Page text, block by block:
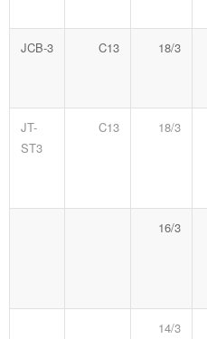
JCB-3 C13 18/3
JT-
ST3
C13 18/3
16/3
14/3